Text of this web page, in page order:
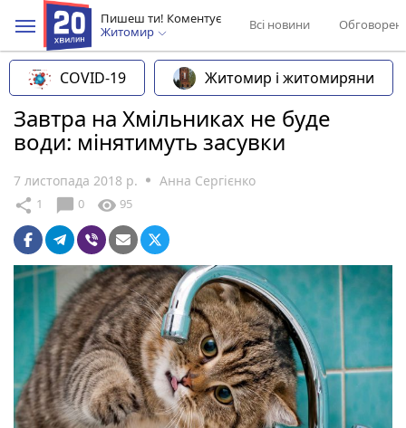
Пишеш ти! Коментує
Житомир
Всі новини
COVID-19 Житомир і житомиряни
Завтра на Хмільниках не буде
води: мінятимуть засувки
7 листопада 2018 р. Анна Сергієнко
share 1 chat_bubble 0 visibility 95